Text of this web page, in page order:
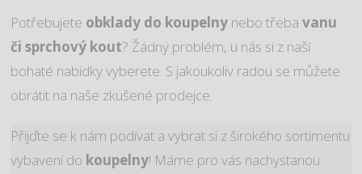
Potřebujete obklady do koupelny nebo třebavanu
či sprchový kout? Žádný problém, u nás si z naší
bohaté nabídky vyberete. S jakoukoliv radou se můžete
obrátit na naše zkušené prodejce.
Přijďte se k nám podívat a vybrat si z širokého sortimentu
vybavení do koupelny! Máme pro vás nachystanou